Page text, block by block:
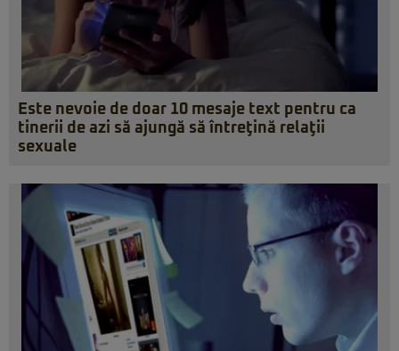
Este nevoie de doar 10 mesaje text pentru ca
tinerii de azi să ajungă să întreţină relaţii
sexuale